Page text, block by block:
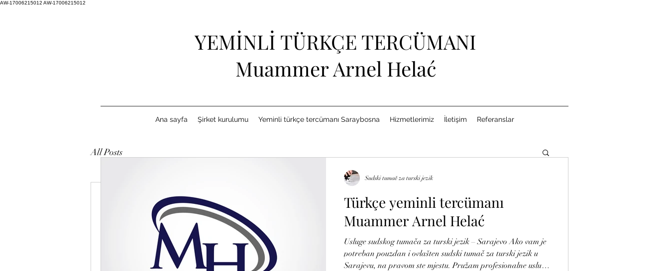
AW-17006215012 AW-17006215012
YEMİNLİ TÜRKÇE TERCÜMANI
Muammer Arnel Helać
Ana sayfa Şirket kurulumu Yeminli türkçe tercümanı Saraybosna Hizmetlerimiz İletişim Referanslar
All Posts
Türkçe yeminli tercümanı Muammer
Arnel Helać
Pasaport, diploma, sertifika, belge, sözleşme gibi her türlü yazılı ve simultane çeviriyi yapılır.
Türkçe yeminli tercümanı
Muammer Arnel Helać
Usluge sudskog tumača za turski jezik – Sarajevo Ako vam je
potreban pouzdan i ovlašten sudski tumač za turski jezik u
Sarajevu, na pravom ste mjestu. Pružam profesionalne usluge
Sudski tumač za turski jezik